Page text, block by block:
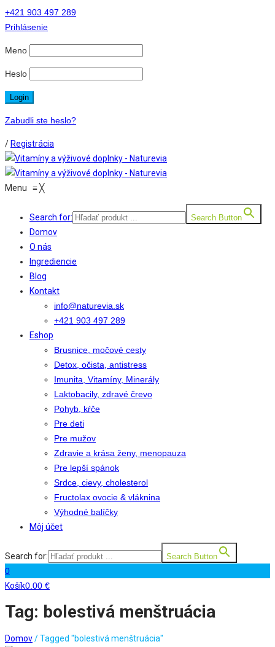
+421 903 497 289
Prihlásenie
Meno
Heslo
Zabudli ste heslo?
/ Registrácia
Menu ≡╳
Search for: Search Button
Domov
O nás
Ingrediencie
Blog
Kontakt
info@naturevia.sk
+421 903 497 289
Eshop
Brusnice, močové cesty
Detox, očista, antistress
Imunita, Vitamíny, Minerály
Laktobacily, zdravé črevo
Pohyb, kŕče
Pre deti
Pre mužov
Zdravie a krása ženy, menopauza
Pre lepší spánok
Srdce, cievy, cholesterol
Fructolax ovocie & vláknina
Výhodné balíčky
Môj účet
Search for: Search Button
0
Košík0.00 €
Tag: bolestivá menštruácia
Domov/Tagged "bolestivá menštruácia"